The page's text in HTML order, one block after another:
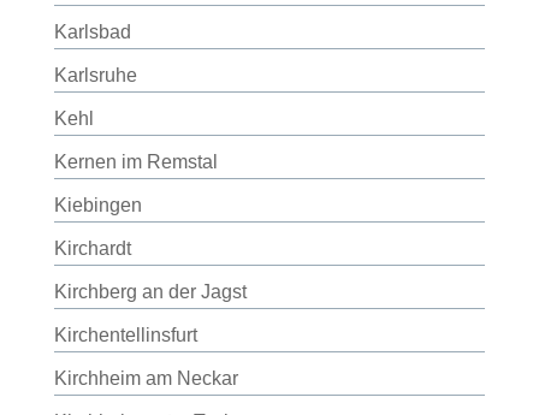
Karlsbad
Karlsruhe
Kehl
Kernen im Remstal
Kiebingen
Kirchardt
Kirchberg an der Jagst
Kirchentellinsfurt
Kirchheim am Neckar